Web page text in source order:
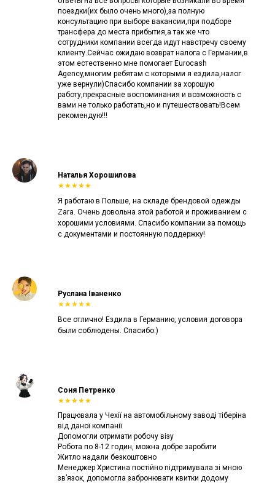
поездки(их было очень много),за полную
консультацию при выборе вакансии,при подборе
трансфера до места прибытия,а так же что
сотрудники компании всегда идут навстречу своему
клиенту.Сейчас ожидаю возврат налога с Германии,в
этом естественно мне помогает Eurocash
Agency,многим ребятам с которыми я ездила,налог
уже вернули)Спасибо компании за хорошую
работу,прекрасные воспоминания и возможность с
вами не только работать,но и путешествовать!Всем
рекомендую!!!
Наталья Хорошилова
★★★★★
Я работаю в Польше, на складе брендовой одежды
Zara. Очень довольна этой работой и проживанием с
хорошими условиями. Спасибо компании за помощь
с документами и постоянную поддержку!
Руслана Іваненко
★★★★★
Все отлично! Ездила в Германию, условия договора
были соблюдены. Спасибо:)
Соня Петренко
★★★★★
Працювала у Чехії на автомобільному заводі тіберіна
від даної компанії
Допомогли отримати робочу візу
Робота по 8-12 годин, можна добре заробити
Житло надали безкоштовно
Менеджер Христина постійно підтримувала зі мною
зв’язок, допомогла забронювати квитки додому